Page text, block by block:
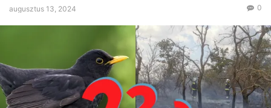
augusztus 13, 2024 0